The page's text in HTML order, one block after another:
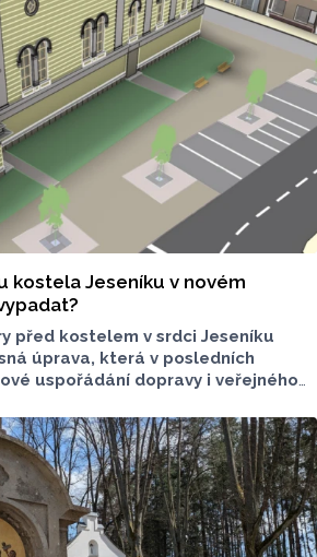
kostela Jeseníku v novém
před kostelem v srdci Jeseníku
úprava, která v posledních
uspořádání dopravy i veřejného
a otevřela cestu k trvalému řešení.
které mají spojit bezpečnost,
prostředí a potřeby obyvatel
celku.